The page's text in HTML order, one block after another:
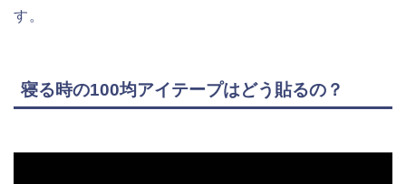
す。
寝る時の100均アイテープはどう貼るの？